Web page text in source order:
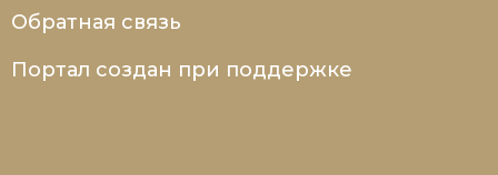
Обратная связь
Портал создан при поддержке